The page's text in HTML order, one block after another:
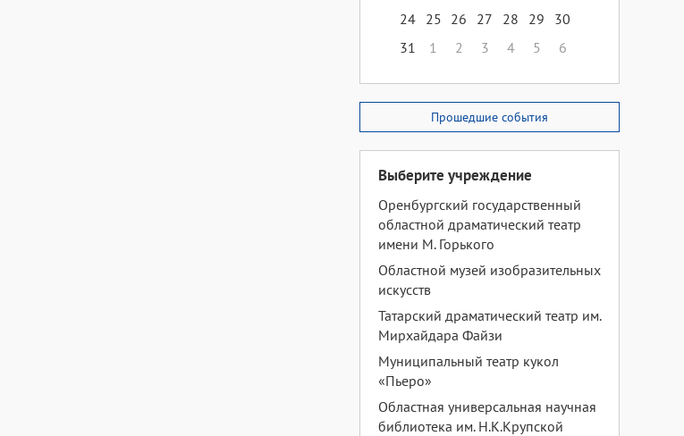
24 25 26 27 28 29
30
31
1 2 3 4 5 6
Прошедшие события
Выберите учреждение
Оренбургский государственный
областной драматический театр
имени М. Горького
Областной музей изобразительных
искусств
Татарский драматический театр им.
Мирхайдара Файзи
Муниципальный театр кукол
«Пьеро»
Областная универсальная научная
библиотека им. Н.К.Крупской